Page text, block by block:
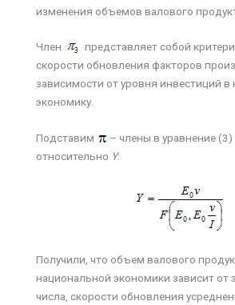
изменения объемов валового
Член
представляет собой
скорости обновления факторов
зависимости от уровня инвестиций
экономику.
Подставим
– члены в уравнение
относительно Y:
Получили, что объем валового
национальной экономики зависит от
числа, скорости обновления